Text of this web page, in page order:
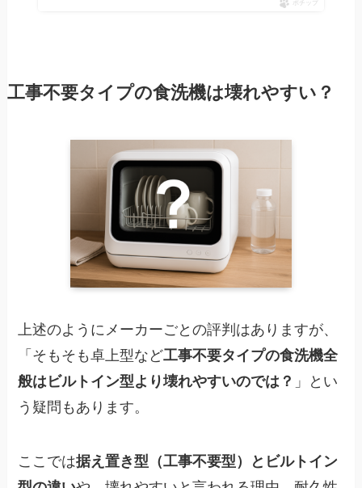
ポチップ
工事不要タイプの食洗機は壊れやすい？
上述のようにメーカーごとの評判はありますが、
「そもそも卓上型など工事不要タイプの食洗機全
般はビルトイン型より壊れやすいのでは？ 」とい
う疑問もあります。
ここでは据え置き型（工事不要型）とビルトイン